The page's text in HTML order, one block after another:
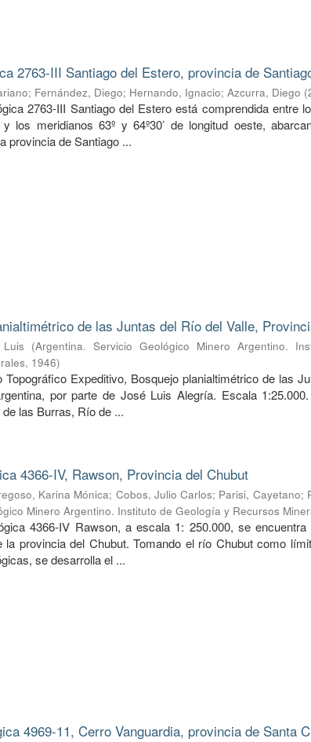
2763-III Santiago del Estero, provincia de
; Fernández, Diego; Hernando, Ignacio;Azcurra, Diego (
2763-III Santiago del Estero está comprendida entre
los meridianos 63º y 64º30’ de longitud oeste,
provincia de Santiago ...
de las Juntas del Río del Valle,
(Argentina. Servicio Geológico Minero Argentino.
, 1946)
Topográfico Expeditivo, Bosquejo planialtimétrico de las
por parte de José Luis Alegría. Escala
las Burras, Río de ...
4366-IV, Rawson, Provincia del Chubut
Karina Mónica; Cobos, Julio Carlos; Parisi, Cayetano;
Minero Argentino. Instituto de Geología y Recursos
4366-IV Rawson, a escala 1: 250.000, se
la provincia del Chubut. Tomando el río Chubut como
se desarrolla el ...
4969-11, Cerro Vanguardia, provincia de Santa